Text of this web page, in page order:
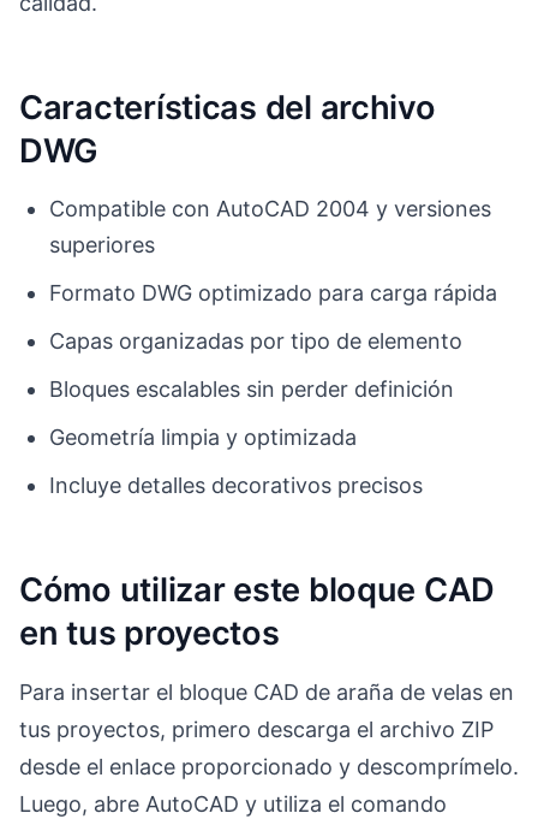
Características del archivo
DWG
Compatible con AutoCAD 2004 y versiones
superiores
Formato DWG optimizado para carga rápida
Capas organizadas por tipo de elemento
Bloques escalables sin perder definición
Geometría limpia y optimizada
Incluye detalles decorativos precisos
Cómo utilizar este bloque CAD
en tus proyectos
Para insertar el bloque CAD de araña de velas en
tus proyectos, primero descarga el archivo ZIP
desde el enlace proporcionado y descomprímelo.
Luego, abre AutoCAD y utiliza el comando